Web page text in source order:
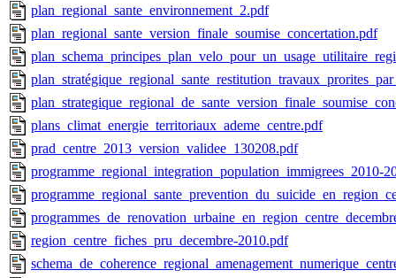
plan_regional_sante_environnement_2.pdf
plan_regional_sante_version_finale_soumise_concertation.pdf
plans_climat_energie_territoriaux_ademe_centre.pdf
prad_centre_2013_version_validee_130208.pdf
programme_regional_integration_population_immigrees_2010-
region_centre_fiches_pru_decembre-2010.pdf